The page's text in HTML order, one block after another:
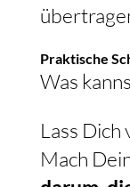
Praktische
Was
Lass
Mach